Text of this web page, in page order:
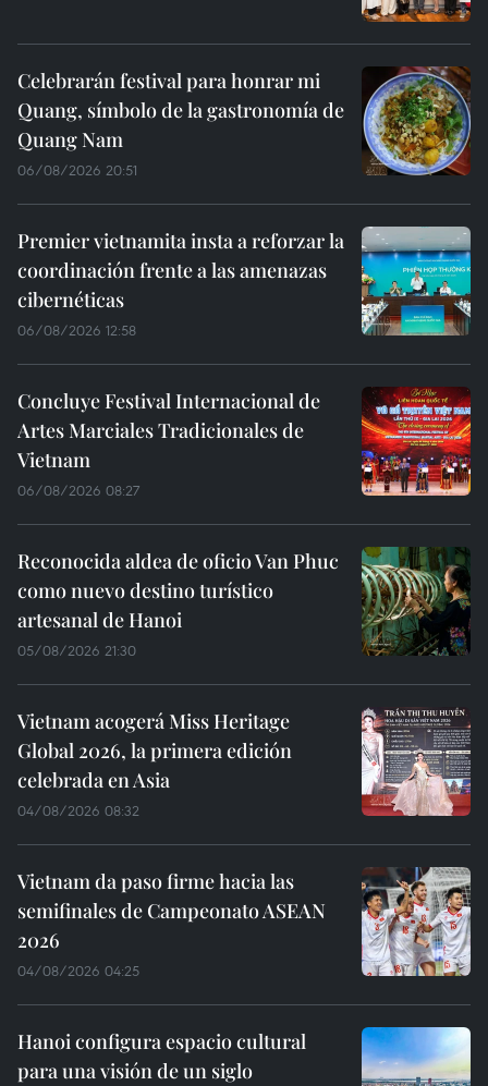
Celebrarán festival para honrar mi
Quang, símbolo de la gastronomía de
Quang Nam
06/08/2026 20:51
Premier vietnamita insta a reforzar la
coordinación frente a las amenazas
cibernéticas
06/08/2026 12:58
Concluye Festival Internacional de
Artes Marciales Tradicionales de
Vietnam
06/08/2026 08:27
Reconocida aldea de oficio Van Phuc
como nuevo destino turístico
artesanal de Hanoi
05/08/2026 21:30
Vietnam acogerá Miss Heritage
Global 2026, la primera edición
celebrada en Asia
04/08/2026 08:32
Vietnam da paso firme hacia las
semifinales de Campeonato ASEAN
2026
04/08/2026 04:25
Hanoi configura espacio cultural
para una visión de un siglo